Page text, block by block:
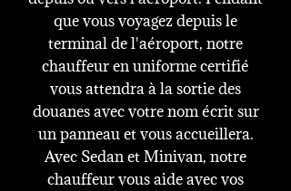
que vous voyagez depuis le
terminal de l'aéroport, notre
chauffeur en uniforme certifié
vous attendra à la sortie des
douanes avec votre nom écrit sur
un panneau et vous accueillera.
Avec Sedan et Minivan, notre
chauffeur vous aide avec vos